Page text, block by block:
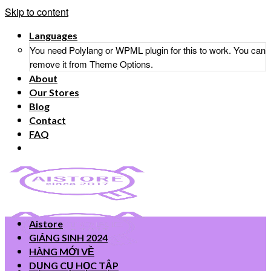
Skip to content
Languages
You need Polylang or WPML plugin for this to work. You can
remove it from Theme Options.
About
Our Stores
Blog
Contact
FAQ
Aistore
GIÁNG SINH 2024
HÀNG MỚI VỀ
DỤNG CỤ HỌC TẬP